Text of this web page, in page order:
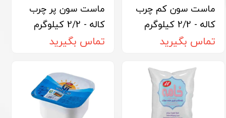
ماست سون کم چرب
کاله - 2/2 کیلوگرم
تماس بگیرید
ماست سون پر چرب
کاله - 2/2 کیلوگرم
تماس بگیرید